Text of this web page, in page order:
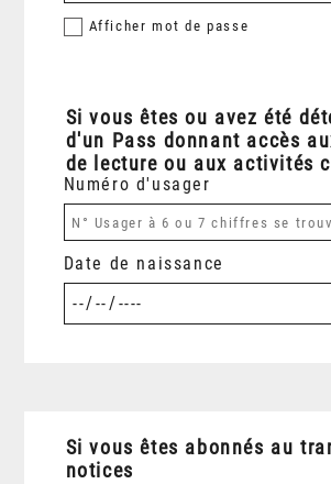
Afficher mot de passe
Si vous êtes ou avez été
d'un Pass donnant accès
de lecture ou aux activités
Numéro d'usager
Date de naissance
Si vous êtes abonnés au
notices